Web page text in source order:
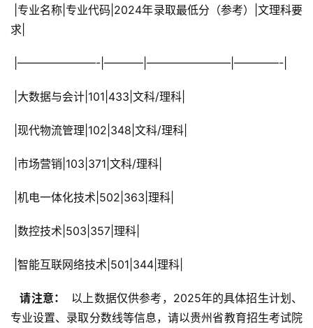
求|
|———————-|———–|———————–|————-|
|大数据与会计|101|433|文科/理科|
|现代物流管理|102|348|文科/理科|
|市场营销|103|371|文科/理科|
|机电一体化技术|502|363|理科|
|数控技术|503|357|理科|
|智能互联网络技术|501|344|理科|
  请注意：
以上数据仅供参考，2025年的具体招生计划、
专业设置、录取分数线等信息，请以贵州省教育招生考试院